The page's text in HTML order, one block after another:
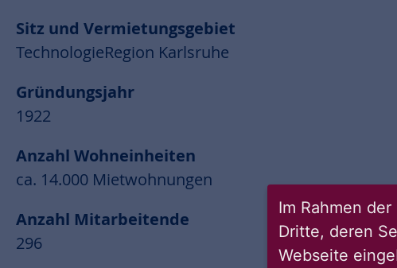
Sitz und Vermietungsgebiet
TechnologieRegion Karlsruhe
Gründungsjahr
1922
Anzahl Wohneinheiten
ca. 14.000 Mietwohnungen
Anzahl Mitarbeitende
296
Im Rahmen
Dritte, deren
Webseite